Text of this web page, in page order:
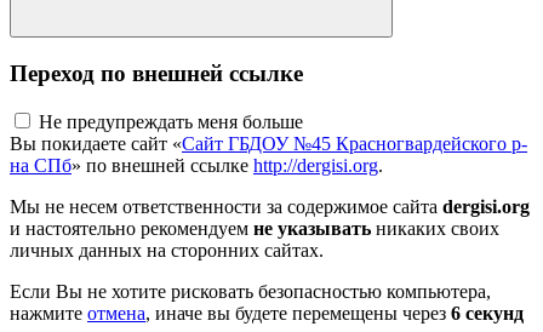
Переход по внешней ссылке
Не предупреждать меня больше
Вы покидаете сайт «Сайт ГБДОУ №45 Красногвардейского р-
на СПб» по внешней ссылке http://dergisi.org.
Мы не несем ответственности за содержимое сайта dergisi.org
и настоятельно рекомендуем не указывать никаких своих
личных данных на сторонних сайтах.
Если Вы не хотите рисковать безопасностью компьютера,
нажмите отмена, иначе вы будете перемещены через 5 секунд